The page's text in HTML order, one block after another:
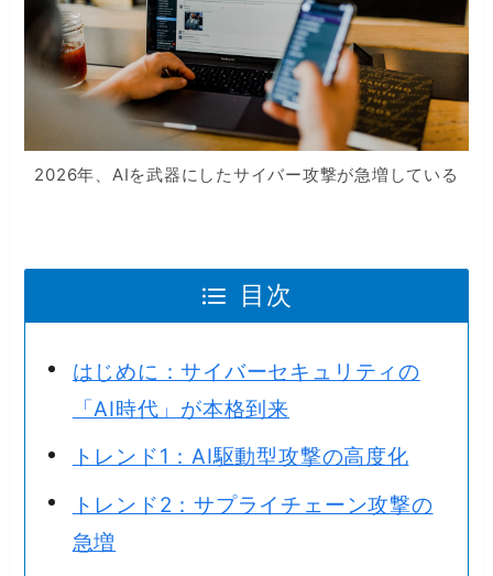
2026年、AIを武器にしたサイバー攻撃が急増している
目次
はじめに：サイバーセキュリティの
「AI時代」が本格到来
トレンド1：AI駆動型攻撃の高度化
トレンド2：サプライチェーン攻撃の
急増